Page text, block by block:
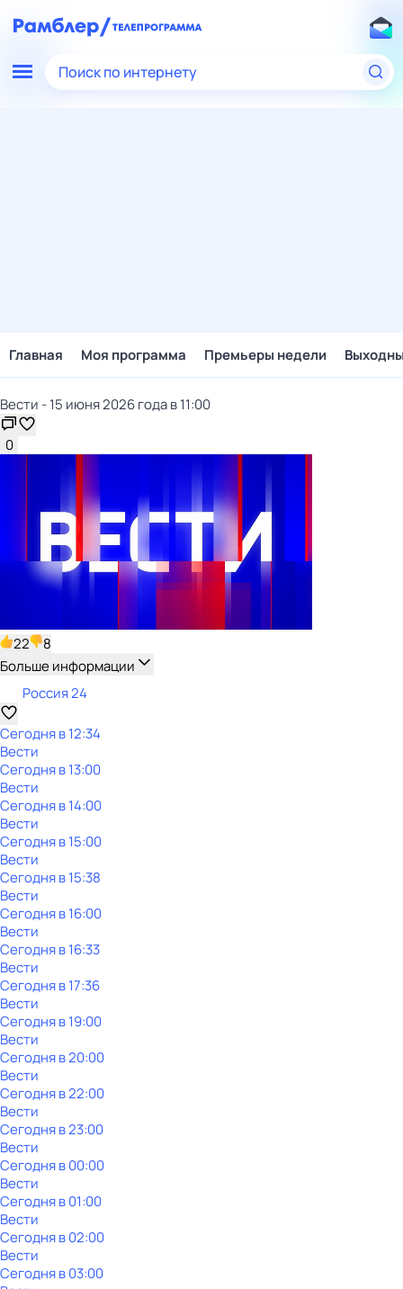
Поиск по интернету
Главная Моя программа Премьеры недели
Вести - 15 июня 2026 года в 11:00
0
22
8
Больше информации
Россия 24
Сегодня в 12:34
Вести
Сегодня в 13:00
Вести
Сегодня в 14:00
Вести
Сегодня в 15:00
Вести
Сегодня в 15:38
Вести
Сегодня в 16:00
Вести
Сегодня в 16:33
Вести
Сегодня в 17:36
Вести
Сегодня в 19:00
Вести
Сегодня в 20:00
Вести
Сегодня в 22:00
Вести
Сегодня в 23:00
Вести
Сегодня в 00:00
Вести
Сегодня в 01:00
Вести
Сегодня в 02:00
Вести
Сегодня в 03:00